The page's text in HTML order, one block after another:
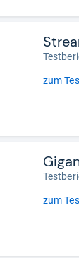
zum
zum